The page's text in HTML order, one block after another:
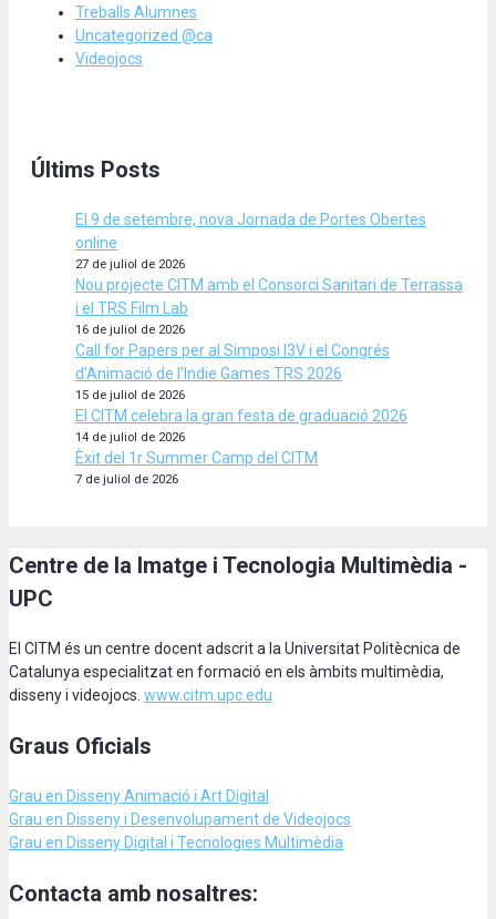
Treballs Alumnes
Uncategorized @ca
Videojocs
Últims Posts
El 9 de setembre, nova Jornada de Portes Obertes
online
27 de juliol de 2026
Nou projecte CITM amb el Consorci Sanitari de Terrassa
i el TRS Film Lab
16 de juliol de 2026
Call for Papers per al Simposi I3V i el Congrés
d’Animació de l’Indie Games TRS 2026
15 de juliol de 2026
El CITM celebra la gran festa de graduació 2026
14 de juliol de 2026
Èxit del 1r Summer Camp del CITM
7 de juliol de 2026
Centre de la Imatge i Tecnologia Multimèdia -
UPC
El CITM és un centre docent adscrit a la Universitat Politècnica de
Catalunya especialitzat en formació en els àmbits multimèdia,
disseny i videojocs. www.citm.upc.edu
Graus Oficials
Grau en Disseny Animació i Art Digital
Grau en Disseny i Desenvolupament de Videojocs
Grau en Disseny Digital i Tecnologies Multimèdia
Contacta amb nosaltres: